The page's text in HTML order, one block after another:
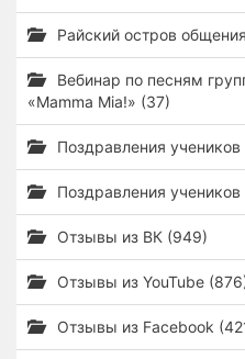
Райский остров
Вебинар по песням
«Mamma Mia!» (37)
Поздравления
Поздравления
Отзывы из ВК (949)
Отзывы из YouTube
Отзывы из Facebook